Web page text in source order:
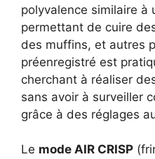
polyvalence similaire à
permettant de cuire
des muffins, et autres
préenregistré est
cherchant à réaliser
sans avoir à surveiller
grâce à des réglages
Le mode AIR CRISP